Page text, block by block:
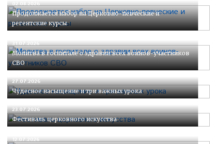
02.08.2026
Продолжается набор на Церковно-певческие и
регентские курсы
31.07.2026
Молитва в госпитале о здравии всех воинов-участников
СВО
27.07.2026
Чудесное насыщение и три важных урока
23.07.2026
Фестиваль церковного искусства
12.07.2026